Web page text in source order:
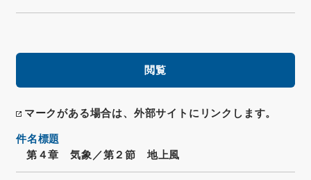
閲覧
マークがある場合は、外部サイトにリンクします。
件名標題
第４章 気象／第２節 地上風